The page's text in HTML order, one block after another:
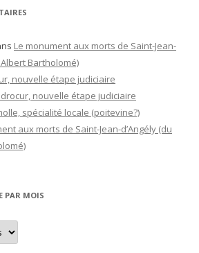
Le monument aux morts de Saint-Jean-
Bartholomé)
nouvelle étape judiciaire
nouvelle étape judiciaire
spécialité locale (poitevine?)
aux morts de Saint-Jean-d’Angély (du
PAR MOIS